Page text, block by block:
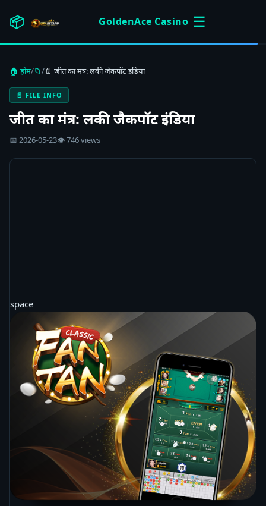
📦 GoldenAce Casino ☰
🏠 होम/📁/📄 जीत का मंत्र: लकी जैकपॉट इंडिया
📄 FILE INFO
जीत का मंत्र: लकी जैकपॉट इंडिया
📅 2026-05-23👁 746 views
space